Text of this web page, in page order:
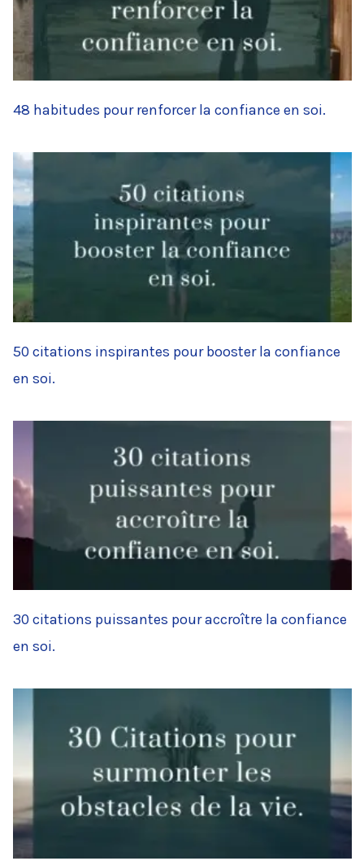
48 habitudes pour renforcer la confiance en soi.
50 citations inspirantes pour booster la confiance
en soi.
30 citations puissantes pour accroître la confiance
en soi.